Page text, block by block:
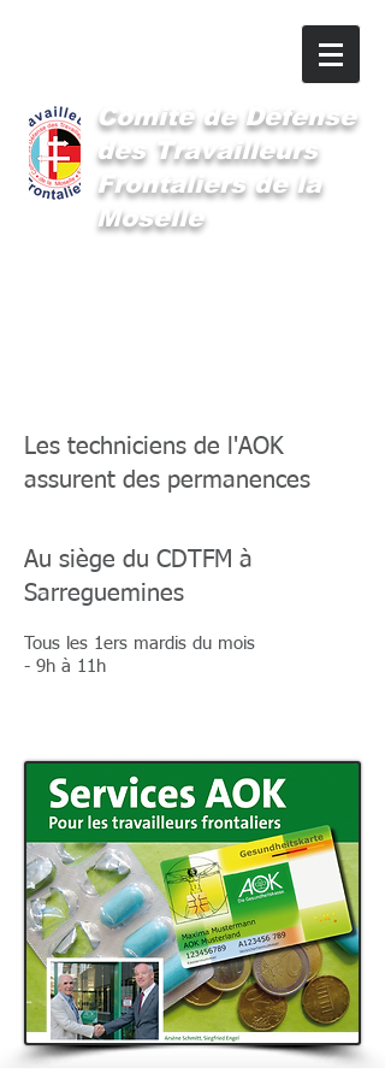
Comitéde Défense
des Travailleurs
Frontaliers de la
Moselle
Les techniciens de l'AOK
assurent des permanences
Au siège du CDTFM à
Sarreguemines
Tous les 1ers mardis du mois
- 9h à 11h